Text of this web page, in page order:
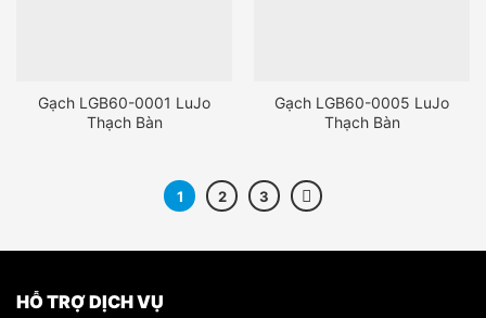
Gạch LGB60-0001 LuJo
Thạch Bàn
Gạch LGB60-0005 LuJo
Thạch Bàn
1 2 3
HỖ TRỢ DỊCH VỤ